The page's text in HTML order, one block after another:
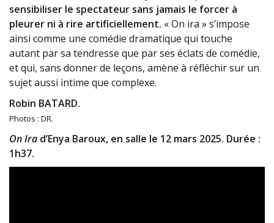
sensibiliser le spectateur sans jamais le forcer à
pleurer ni à rire artificiellement. « On ira » s’impose
ainsi comme une comédie dramatique qui touche
autant par sa tendresse que par ses éclats de comédie,
et qui, sans donner de leçons, amène à réfléchir sur un
sujet aussi intime que complexe.
Robin BATARD.
Photos : DR.
On Ira d’Enya Baroux, en salle le 12 mars 2025. Durée :
1h37.